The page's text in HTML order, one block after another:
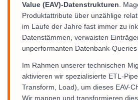
Value (EAV)-Datenstrukturen.
Produktattribute über unzählige
im Laufe der Jahre fast immer zu
Datenstämmen, verwaisten
unperformanten Datenbank-
Im Rahmen unserer technischen
aktivieren wir spezialisierte ETL-
Transform, Load), um dieses EAV-
Wir mappen und transformieren